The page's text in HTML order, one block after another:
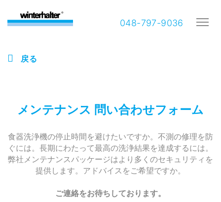
048-797-9036
戻る
メンテナンス 問い合わせフォーム
食器洗浄機の停止時間を避けたいですか。不測の修理を防
ぐには。長期にわたって最高の洗浄結果を達成するには。
弊社メンテナンスパッケージはより多くのセキュリティを
提供します。アドバイスをご希望ですか。
ご連絡をお待ちしております。